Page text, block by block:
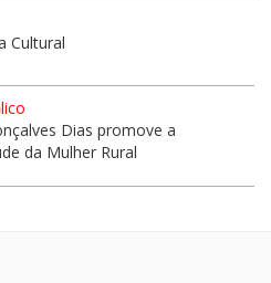
Cultural
Dias promove a
da Mulher Rural